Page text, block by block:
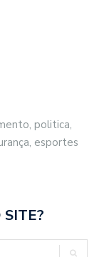
politica,
esportes
SITE?